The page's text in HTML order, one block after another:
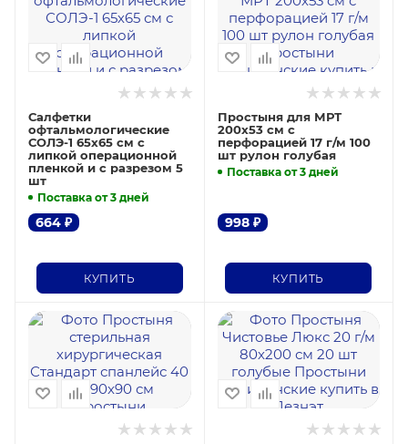
Салфетки
офтальмологические
СОЛЭ-1 65х65 см с
липкой операционной
пленкой и с разрезом 5
шт
Поставка от 3 дней
664 ₽
КУПИТЬ
Простыня для МРТ
200х53 см с
перфорацией 17 г/м 100
шт рулон голубая
Поставка от 3 дней
998₽
КУПИТЬ